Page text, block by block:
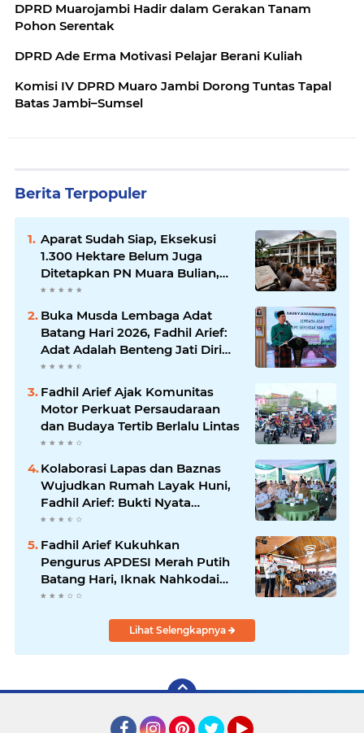
DPRD Muarojambi Hadir dalam Gerakan Tanam
Pohon Serentak
DPRD Ade Erma Motivasi Pelajar Berani Kuliah
Komisi IV DPRD Muaro Jambi Dorong Tuntas Tapal
Batas Jambi–Sumsel
Berita Terpopuler
Aparat Sudah Siap, Eksekusi
1.300 Hektare Belum Juga
Ditetapkan PN Muara Bulian,
Ada Apa?
Buka Musda Lembaga Adat
Batang Hari 2026, Fadhil Arief:
Adat Adalah Benteng Jati Diri
Generasi Muda
Fadhil Arief Ajak Komunitas
Motor Perkuat Persaudaraan
dan Budaya Tertib Berlalu Lintas
Kolaborasi Lapas dan Baznas
Wujudkan Rumah Layak Huni,
Fadhil Arief: Bukti Nyata
Kepedulian Untuk Rakyat
Fadhil Arief Kukuhkan
Pengurus APDESI Merah Putih
Batang Hari, Iknak Nahkodai
Periode 2026–2031
Lihat Selengkapnya